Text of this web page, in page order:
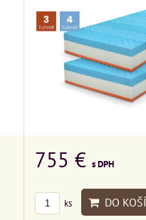
755 € s DPH
ks DO